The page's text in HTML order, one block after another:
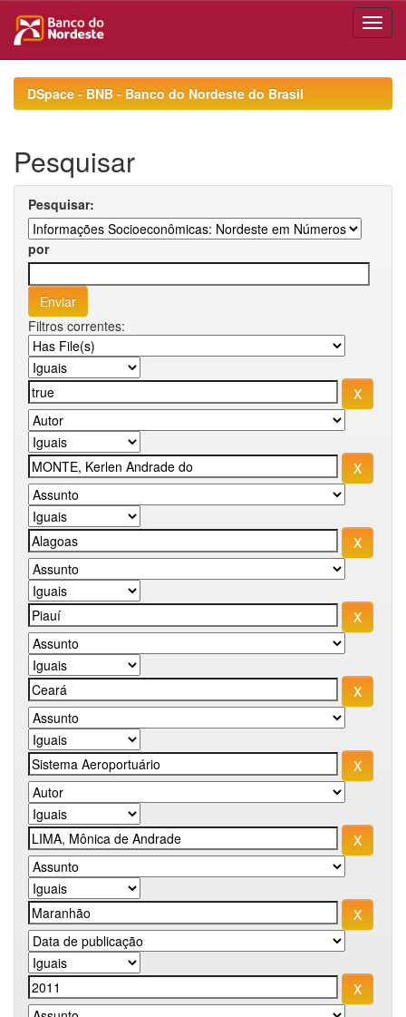
navigationDSpace - BNB - Banco do Nordeste do Brasil
Pesquisar
Pesquisar:
por
Filtros correntes: